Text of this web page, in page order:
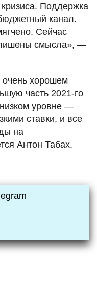
Поддержка
канал.
Сейчас
лишены смысла», —
хорошем
часть 2021-го
уровне —
ставки, и все
на
Антон Табах.